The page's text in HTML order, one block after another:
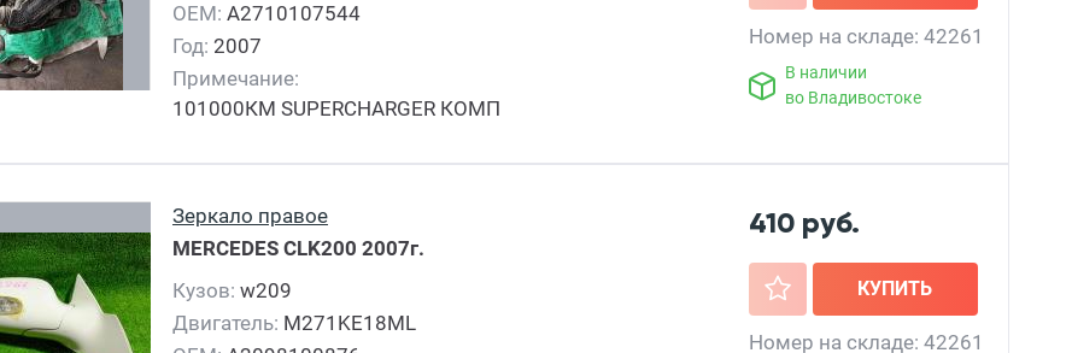
Номер на складе: 42261
В наличии
во Владивостоке
OEM: A2710107544
Год: 2007
Примечание:
101000КМ SUPERCHARGER КОМП
410 руб.
+ КУПИТЬ
Номер на складе: 42261
Зеркало правое
MERCEDES CLK200 2007г.
Кузов: w209
Двигатель: M271KE18ML